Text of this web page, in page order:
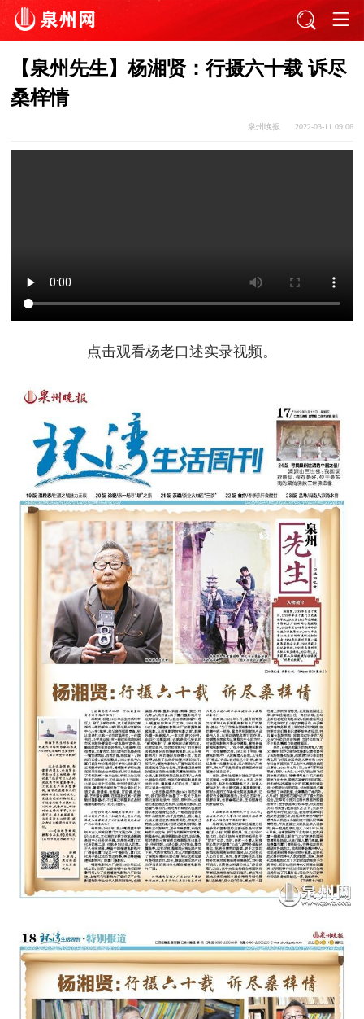
【泉州先生】杨湘贤：行摄六十载 诉尽
桑梓情
泉州晚报 2022-03-11 09:06
点击观看杨老口述实录视频。